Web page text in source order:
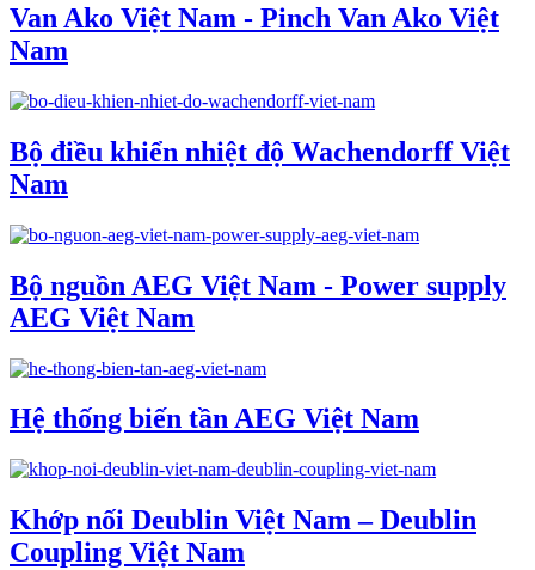
Van Ako Việt Nam - Pinch Van Ako Việt
Nam
Bộ điều khiển nhiệt độ Wachendorff Việt
Nam
Bộ nguồn AEG Việt Nam - Power supply
AEG Việt Nam
Hệ thống biến tần AEG Việt Nam
Khớp nối Deublin Việt Nam – Deublin
Coupling Việt Nam